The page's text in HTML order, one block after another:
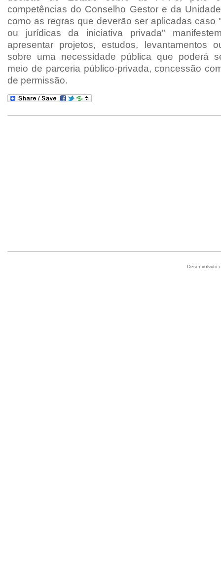
competências do Conselho Gestor e da
como as regras que deverão ser aplicadas caso
ou jurídicas da iniciativa privada"
apresentar projetos, estudos, levantamentos
sobre uma necessidade pública que poderá
meio de parceria público-privada, concessão
de permissão.
Desenvolvido